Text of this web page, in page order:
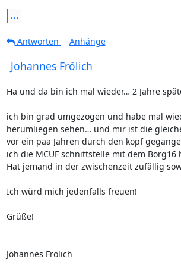
...
Antworten
Anhänge
Johannes Frölich
Ha und da bin ich mal wieder… 2 Jahre
ich bin grad umgezogen und habe mal
herumliegen sehen… und mir ist die
vor ein paa Jahren durch den kopf
ich die MCUF schnittstelle mit dem Borg16
Hat jemand in der zwischenzeit zufällig
Ich würd mich jedenfalls freuen!
Grüße!
Johannes Frölich